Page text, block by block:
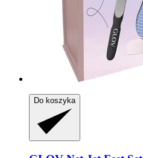
Do koszyka